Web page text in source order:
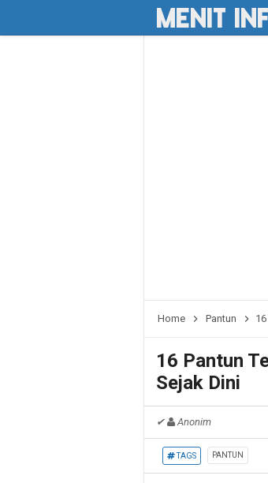
Home Pantun
16 Pantun
Sejak Dini
✔ Anonim
TAGS PANTUN